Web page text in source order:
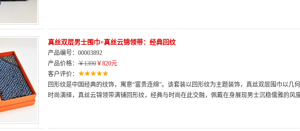
真丝双层男士围巾+真丝云锦领带：经典回纹
产品编号：00003892
产品价格： ￥1390￥820元
客户评价：
回形纹是中国经典的纹饰，寓意“富贵连绵”。该套装以回形纹为主题装饰，真丝双层围巾以几
时尚演绎，真丝云锦领带满铺回形纹，经典与时尚在此交融，佩戴在身展现男士沉稳儒雅的风度